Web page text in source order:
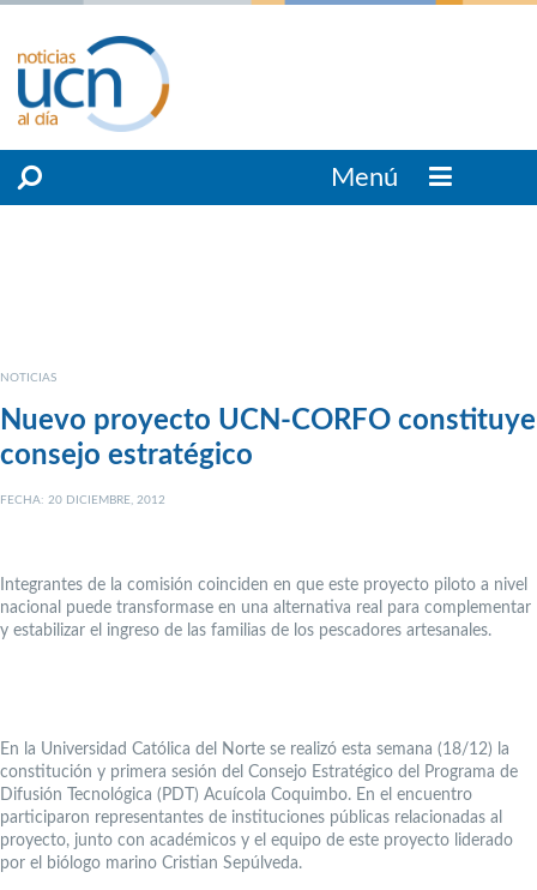
Menú
NOTICIAS
Nuevo proyecto UCN-CORFO constituye
consejo estratégico
FECHA: 20 DICIEMBRE, 2012
Integrantes de la comisión coinciden en que este proyecto piloto a nivel
nacional puede transformase en una alternativa real para complementar
y estabilizar el ingreso de las familias de los pescadores artesanales.
En la Universidad Católica del Norte se realizó esta semana (18/12) la
constitución y primera sesión del Consejo Estratégico del Programa de
Difusión Tecnológica (PDT) Acuícola Coquimbo. En el encuentro
participaron representantes de instituciones públicas relacionadas al
proyecto, junto con académicos y el equipo de este proyecto liderado
por el biólogo marino Cristian Sepúlveda.